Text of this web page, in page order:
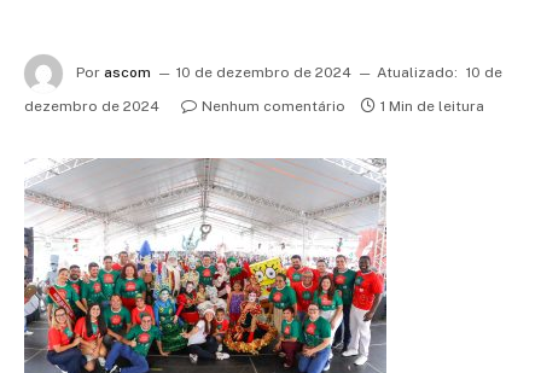
Por ascom 10 de dezembro de 2024 Atualizado: 10 de
dezembro de 2024
Nenhum comentário 1 Min de leitura